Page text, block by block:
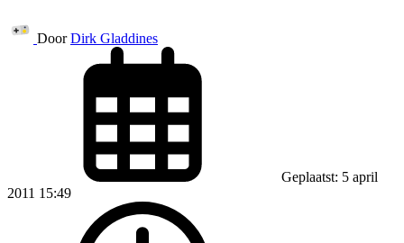
Door Dirk Gladdines
Geplaatst: 5 april
2011 15:49